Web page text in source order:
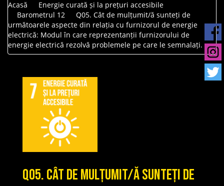
Acasă
Energie curată și la prețuri accesibile
Barometrul 12
Q05. Cât de mulțumit/ă sunteți de
următoarele aspecte din relația cu furnizorul de energie
electrică: Modul în care reprezentanții furnizorului de
energie electrică rezolvă problemele pe care le semnalați.
Q05. Cât de mulțumit/ă sunteți de